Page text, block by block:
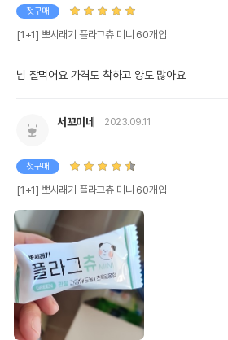
첫구매
[1+1] 뽀시래기 플라그츄 미니 60개입
넘 잘먹어요 가격도 착하고 양도 많아요
서꼬미네 2023.09.11
첫구매
[1+1] 뽀시래기 플라그츄 미니 60개입